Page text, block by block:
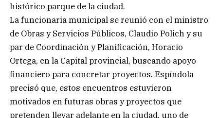
histórico parque de la ciudad.
La funcionaria municipal se reunió con el ministro
de Obras y Servicios Públicos, Claudio Polich y su
par de Coordinación y Planificación, Horacio
Ortega, en la Capital provincial, buscando apoyo
financiero para concretar proyectos. Espíndola
precisó que, estos encuentros estuvieron
motivados en futuras obras y proyectos que
pretenden llevar adelante en la ciudad, uno de